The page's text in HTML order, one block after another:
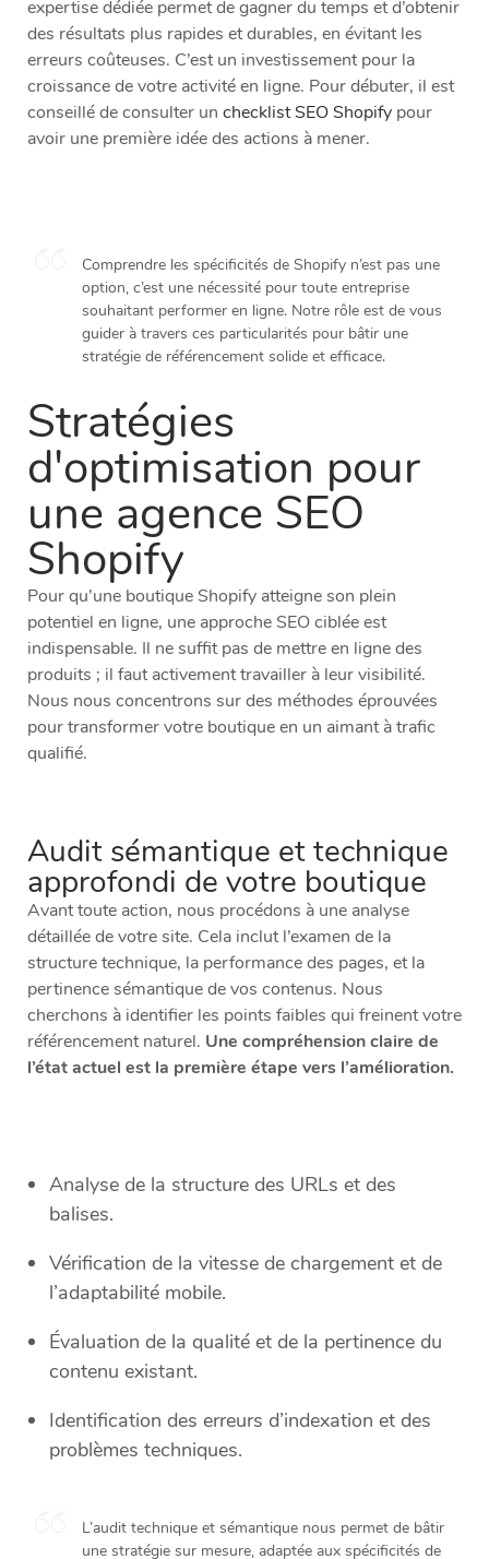
expertise dédiée permet de gagner du temps et d’obtenir
des résultats plus rapides et durables, en évitant les
erreurs coûteuses. C’est un investissement pour la
croissance de votre activité en ligne. Pour débuter, il est
conseillé de consulter un checklist SEO Shopify pour
avoir une première idée des actions à mener.
Comprendre les spécificités de Shopify n’est pas une
option, c’est une nécessité pour toute entreprise
souhaitant performer en ligne. Notre rôle est de vous
guider à travers ces particularités pour bâtir une
stratégie de référencement solide et efficace.
Stratégies
d'optimisation pour
une agence SEO
Shopify
Pour qu’une boutique Shopify atteigne son plein
potentiel en ligne, une approche SEO ciblée est
indispensable. Il ne suffit pas de mettre en ligne des
produits ; il faut activement travailler à leur visibilité.
Nous nous concentrons sur des méthodes éprouvées
pour transformer votre boutique en un aimant à trafic
qualifié.
Audit sémantique et technique
approfondi de votre boutique
Avant toute action, nous procédons à une analyse
détaillée de votre site. Cela inclut l’examen de la
structure technique, la performance des pages, et la
pertinence sémantique de vos contenus. Nous
cherchons à identifier les points faibles qui freinent votre
référencement naturel. Une compréhension claire de
l’état actuel est la première étape vers l’amélioration.
Analyse de la structure des URLs et des
balises.
Vérification de la vitesse de chargement et de
l’adaptabilité mobile.
Évaluation de la qualité et de la pertinence du
contenu existant.
Identification des erreurs d’indexation et des
problèmes techniques.
L’audit technique et sémantique nous permet de bâtir
une stratégie sur mesure, adaptée aux spécificités de